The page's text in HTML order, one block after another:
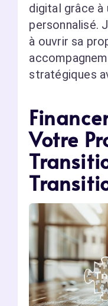
digital grâce à
personnalisé.
à ouvrir sa
stratégiques
Votre